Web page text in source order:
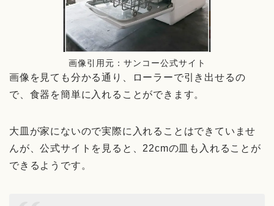
画像引用元：サンコー公式サイト
画像を見ても分かる通り、ローラーで引き出せるの
で、食器を簡単に入れることができます。
大皿が家にないので実際に入れることはできていませ
んが、公式サイトを見ると、22cmの皿も入れることが
できるようです。